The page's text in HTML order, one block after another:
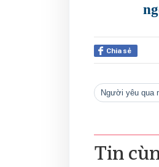
Chia sẻ
người yêu qua
Tin